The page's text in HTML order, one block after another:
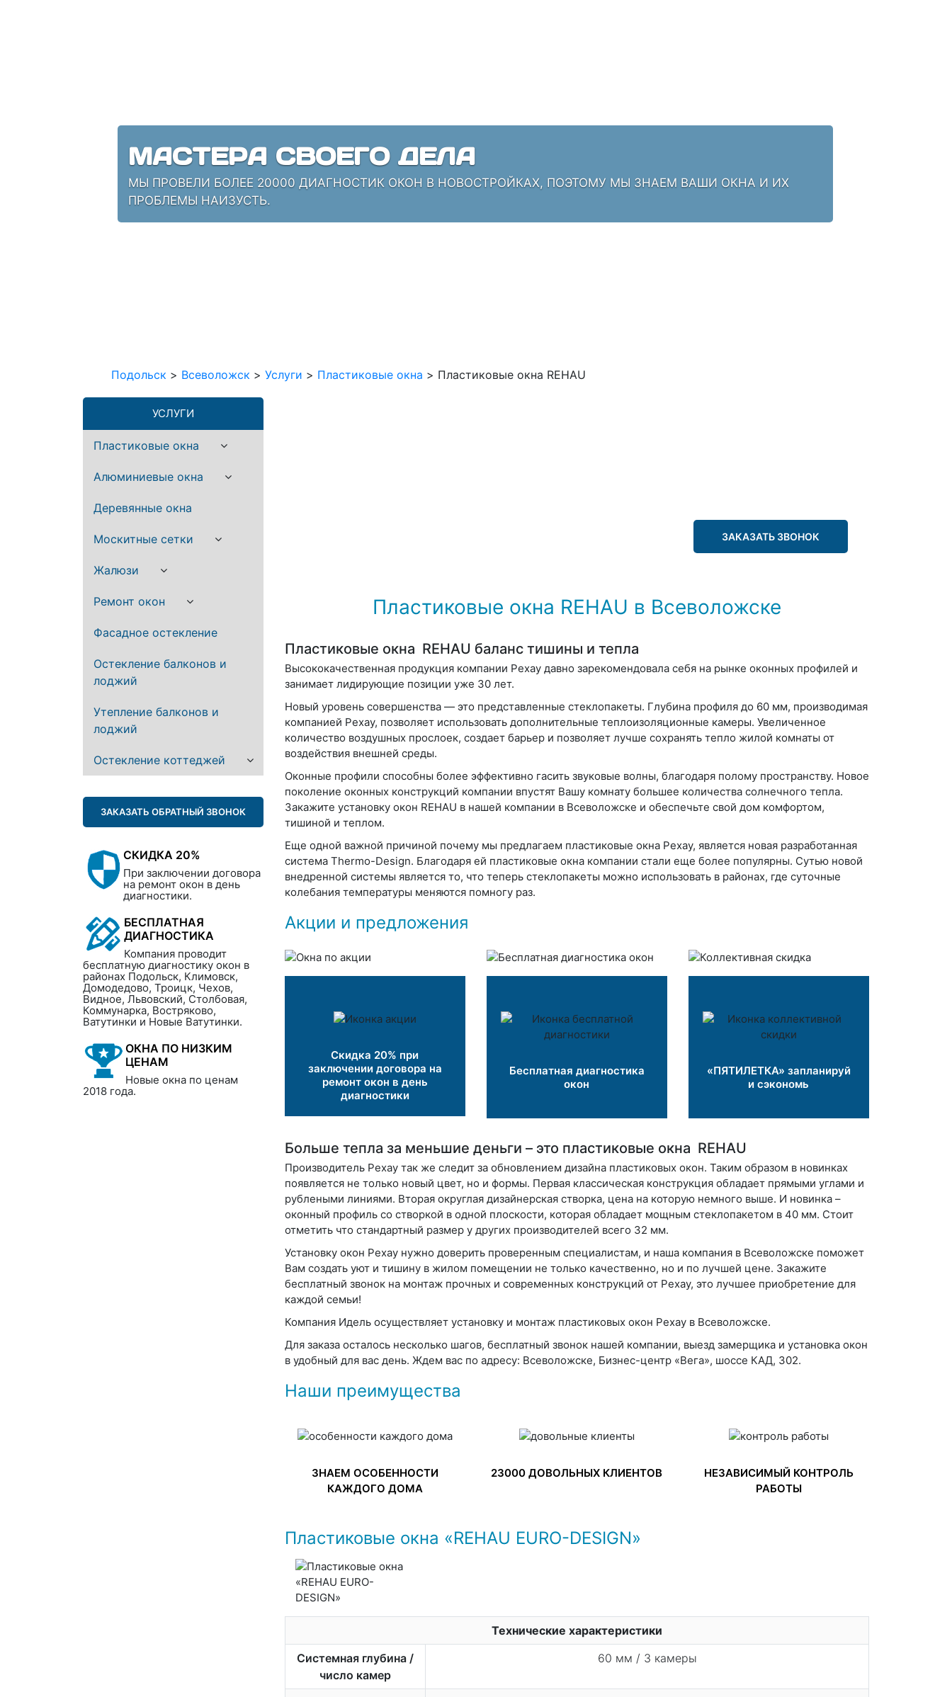
МАСТЕРА СВОЕГО ДЕЛА
МЫ ПРОВЕЛИ БОЛЕЕ 20000 ДИАГНОСТИК ОКОН В НОВОСТРОЙКАХ, ПОЭТОМУ МЫ ЗНАЕМ ВАШИ ОКНА И ИХ
ПРОБЛЕМЫ НАИЗУСТЬ.
Подольск > Всеволожск > Услуги > Пластиковые окна > Пластиковые окна REHAU
УСЛУГИ
Пластиковые окна
Алюминиевые окна
Деревянные окна
Москитные сетки
Жалюзи
Ремонт окон
Фасадное остекление
Остекление балконов и
лоджий
Утепление балконов и
лоджий
Остекление коттеджей
ЗАКАЗАТЬ ОБРАТНЫЙ ЗВОНОК
СКИДКА 20%
При заключении договора
на ремонт окон в день
диагностики.
БЕСПЛАТНАЯ
ДИАГНОСТИКА
Компания проводит
бесплатную диагностику окон в
районах Подольск, Климовск,
Домодедово, Троицк, Чехов,
Видное, Львовский, Столбовая,
Коммунарка, Востряково,
Ватутинки и Новые Ватутинки.
ОКНА ПО НИЗКИМ
ЦЕНАМ
Новые окна по ценам
2018 года.
ЗАКАЗАТЬ ЗВОНОК
Пластиковые окна REHAU в Всеволожске
Пластиковые окна REHAU баланс тишины и тепла
Высококачественная продукция компании Рехау давно зарекомендовала себя на рынке оконных профилей и
занимает лидирующие позиции уже 30 лет.
Новый уровень совершенства — это представленные стеклопакеты. Глубина профиля до 60 мм, производимая
компанией Рехау, позволяет использовать дополнительные теплоизоляционные камеры. Увеличенное
количество воздушных прослоек, создает барьер и позволяет лучше сохранять тепло жилой комнаты от
воздействия внешней среды.
Оконные профили способны более эффективно гасить звуковые волны, благодаря полому пространству. Новое
поколение оконных конструкций компании впустят Вашу комнату большее количества солнечного тепла.
Закажите установку окон REHAU в нашей компании в Всеволожске и обеспечьте свой дом комфортом,
тишиной и теплом.
Еще одной важной причиной почему мы предлагаем пластиковые окна Рехау, является новая разработанная
система Thermo-Design. Благодаря ей пластиковые окна компании стали еще более популярны. Сутью новой
внедренной системы является то, что теперь стеклопакеты можно использовать в районах, где суточные
колебания температуры меняются помногу раз.
Акции и предложения
Скидка 20% при
заключении договора на
ремонт окон в день
диагностики
Бесплатная диагностика
окон
«ПЯТИЛЕТКА» запланируй
и сэкономь
Больше тепла за меньшие деньги – это пластиковые окна REHAU
Производитель Рехау так же следит за обновлением дизайна пластиковых окон. Таким образом в новинках
появляется не только новый цвет, но и формы. Первая классическая конструкция обладает прямыми углами и
рублеными линиями. Вторая округлая дизайнерская створка, цена на которую немного выше. И новинка –
оконный профиль со створкой в одной плоскости, которая обладает мощным стеклопакетом в 40 мм. Стоит
отметить что стандартный размер у других производителей всего 32 мм.
Установку окон Рехау нужно доверить проверенным специалистам, и наша компания в Всеволожске поможет
Вам создать уют и тишину в жилом помещении не только качественно, но и по лучшей цене. Закажите
бесплатный звонок на монтаж прочных и современных конструкций от Рехау, это лучшее приобретение для
каждой семьи!
Компания Идель осуществляет установку и монтаж пластиковых окон Рехау в Всеволожске.
Для заказа осталось несколько шагов, бесплатный звонок нашей компании, выезд замерщика и установка окон
в удобный для вас день. Ждем вас по адресу: Всеволожске, Бизнес-центр «Вега», шоссе КАД, 302.
Наши преимущества
ЗНАЕМ ОСОБЕННОСТИ
КАЖДОГО ДОМА
23000 ДОВОЛЬНЫХ КЛИЕНТОВ
НЕЗАВИСИМЫЙ КОНТРОЛЬ
РАБОТЫ
Пластиковые окна «REHAU EURO-DESIGN»
Технические характеристики
Системная глубина /
число камер
60 мм / 3 камеры